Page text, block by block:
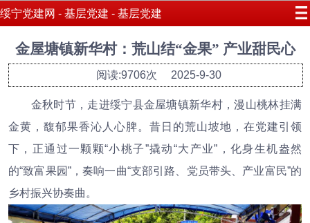
绥宁党建网 - 基层党建 - 基层党建
金屋塘镇新华村：荒山结“金果” 产业甜民心
阅读:9706次 2025-9-30
金秋时节，走进绥宁县金屋塘镇新华村，漫山桃林挂满
金黄，馥郁果香沁人心脾。昔日的荒山坡地，在党建引领
下，正通过一颗颗“小桃子”撬动“大产业”，化身生机盎然
的“致富果园”，奏响一曲“支部引路、党员带头、产业富民”的
乡村振兴协奏曲。